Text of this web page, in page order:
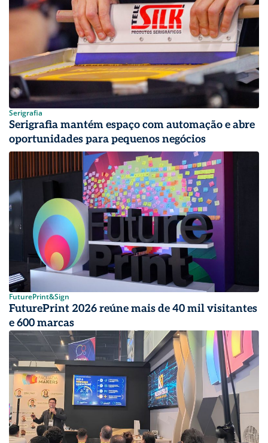
Serigrafia
Serigrafia mantém espaço com automação e abre
oportunidades para pequenos negócios
FuturePrint&Sign
FuturePrint 2026 reúne mais de 40 mil visitantes
e 600 marcas